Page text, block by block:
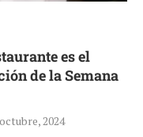
es el
de la Semana
2024